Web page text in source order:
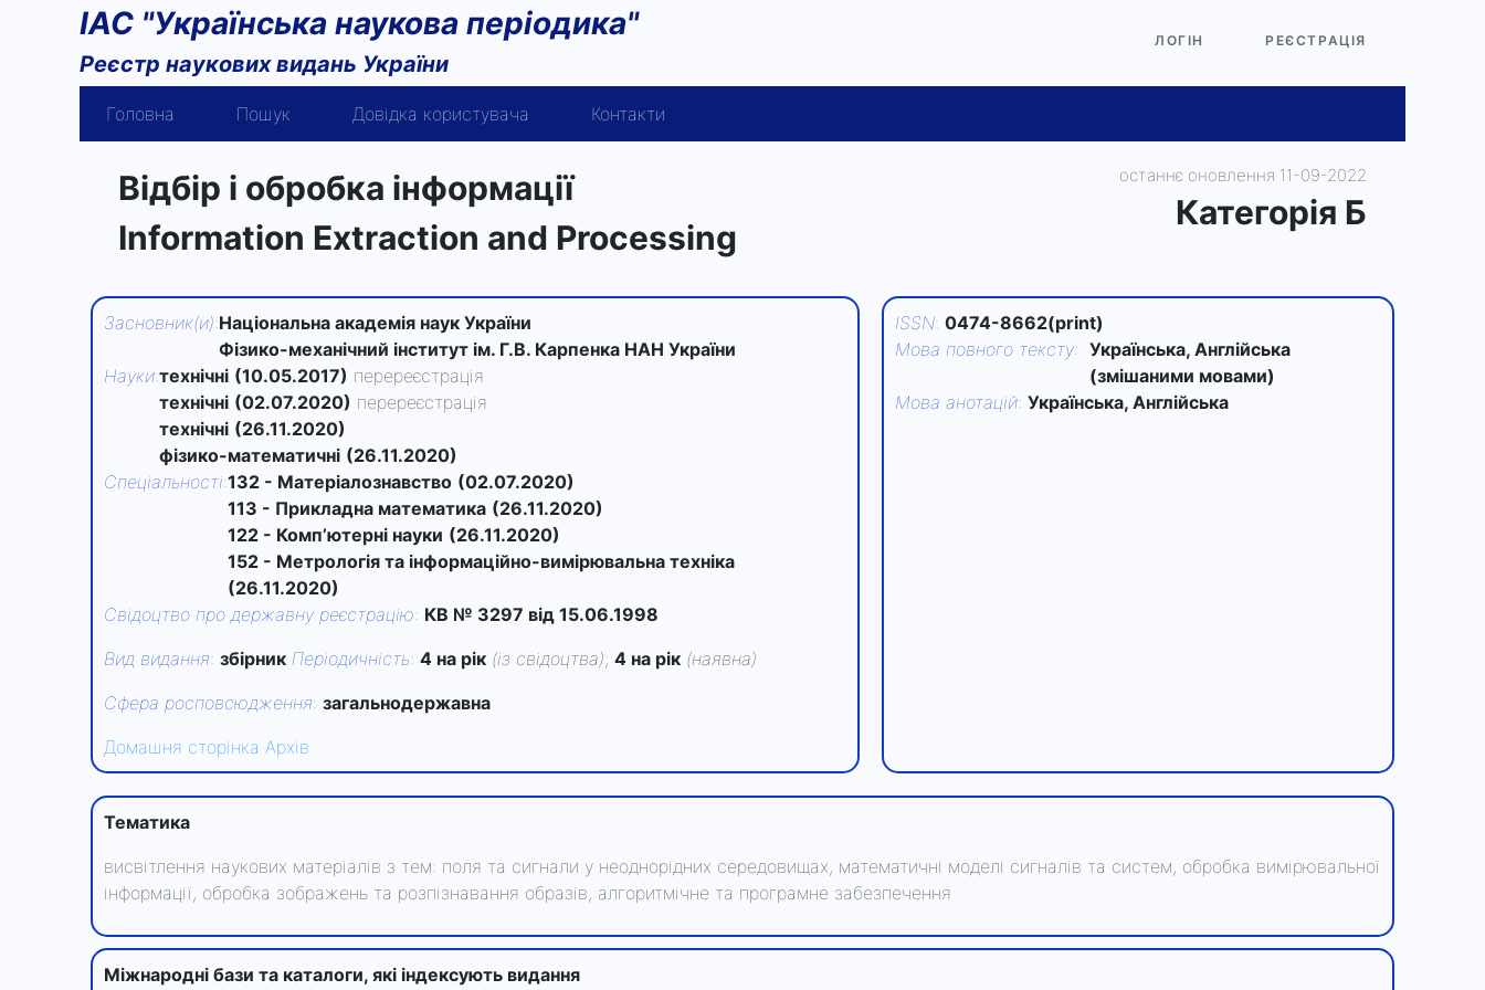
ІАС "Українська наукова періодика"
Реєстр наукових видань України
ЛОГІН РЕЄСТРАЦІЯ
Головна Пошук Довідка користувача Контакти
Відбір і обробка інформації
Information Extraction and Processing
останнє оновлення 11-09-2022
Категорiя Б
Засновник(и):Національна академія наук України
Фізико-механічний інститут ім. Г.В. Карпенка НАН України
Науки:технічні (10.05.2017) перереєстрація
технічні (02.07.2020) перереєстрація
технічні (26.11.2020)
фізико-математичні (26.11.2020)
Спеціальності:132 - Матеріалознавство (02.07.2020)
113 - Прикладна математика (26.11.2020)
122 - Комп’ютерні науки (26.11.2020)
152 - Метрологія та інформаційно-вимірювальна техніка
(26.11.2020)
Свідоцтво про державну реєстрацію: КВ № 3297 від 15.06.1998
Вид видання: збірник Періодичність: 4 на рік (із свідоцтва); 4 на рік (наявна)
Сфера росповсюдження: загальнодержавна
Домашня сторінка Архів
ISSN: 0474-8662(print)
Мова повного тексту: Українська, Англійська
(змішаними мовами)
Мова анотацій: Українська, Англійська
Тематика
висвітлення наукових матеріалів з тем: поля та сигнали у неоднорідних середовищах, математичні моделі сигналів та систем, обробка вимірювальної
інформації, обробка зображень та розпізнавання образів, алгоритмічне та програмне забезпечення
Міжнародні бази та каталоги, які індексують видання